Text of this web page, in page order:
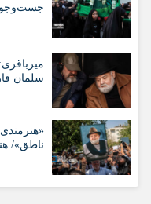
جست‌وجو
سلمان
ناطق»/